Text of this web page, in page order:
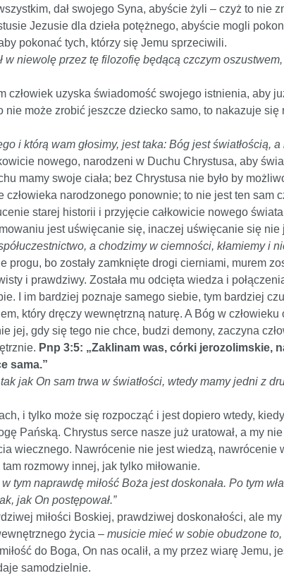
dał swojego Syna, abyście żyli – czyż to nie
Jezusie dla dzieła potężnego, abyście mogli
pokonać tych, którzy się Jemu sprzeciwili.
w niewolę przez tę filozofię będącą czczym
człowiek uzyska świadomość swojego istnienia, aby
może zrobić jeszcze dziecko samo, to nakazuje
i którą wam głosimy, jest taka: Bóg jest światłością,
nowego, narodzeni w Duchu Chrystusa, aby
mamy swoje ciała; bez Chrystusa nie było by
człowieka narodzonego ponownie; to nie jest ten sam
starej historii i przyjęcie całkowicie nowego
jest uświęcanie się, inaczej uświęcanie się nie
a chodzimy w ciemności, kłamiemy i
bo zostały zamknięte drogi cierniami, murem
i prawdziwy. Została mu odcięta wiedza i
I im bardziej poznaje samego siebie, tym bardziej
który dręczy wewnętrzną naturę. A Bóg w
jej, gdy się tego nie chce, budzi demony, zaczyna
Pnp 3:5: „Zaklinam was, córki jerozolimskie,
sama.”
jak On sam trwa w światłości, wtedy mamy jedni z
i tylko może się rozpocząć i jest dopiero wtedy,
Pańską. Chrystus serce nasze już uratował, a my
wiecznego. Nawrócenie nie jest wiedzą, nawrócenie
rozmowy innej, jak tylko miłowanie.
tym naprawdę miłość Boża jest doskonała. Po tym
jak On postępował.”
miłości Boskiej, prawdziwej doskonałości, ale
życia – musicie mieć w sobie obudzone
do Boga, On nas ocalił, a my przez wiarę Jemu,
samodzielnie.